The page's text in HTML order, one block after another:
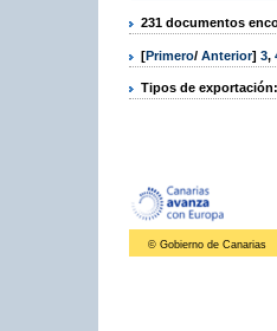
231 documentos
[Primero/ Anterior] 3,
Tipos de exportación:
© Gobierno de Canarias